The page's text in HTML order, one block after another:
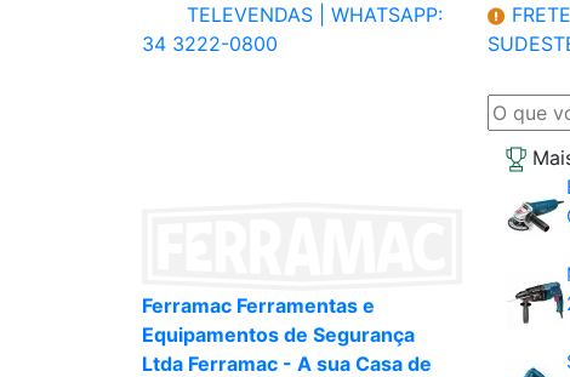
TELEVENDAS |
WHATSAPP:
34 3222-0800
Ferramac Ferramentas e
Equipamentos de Segurança
Ltda Ferramac - A sua Casa de